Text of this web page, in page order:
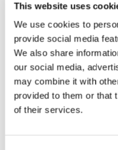
This website uses
We use cookies to
provide social media
We also share
our social media,
may combine it with
provided to them or that
of their services.
34
SÉLECTIONNEZ LA
30 32